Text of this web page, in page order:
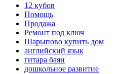
12 кубов
Помощь
Продажа
Ремонт под ключ
Шарыпово купить дом
английский язык
гитара баян
дошкольное развитие